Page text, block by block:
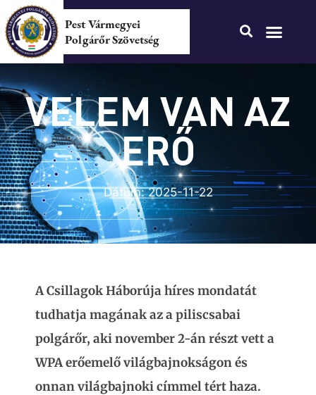
Pest Vármegyei
Polgárőr Szövetség
VELEM VAN AZ
ERŐ
Dátum:2025-11-22
A Csillagok Háborúja híres mondatát
tudhatja magának az a piliscsabai
polgárőr, aki november 2-án részt vett a
WPA erőemelő világbajnokságon és
onnan világbajnoki címmel tért haza.